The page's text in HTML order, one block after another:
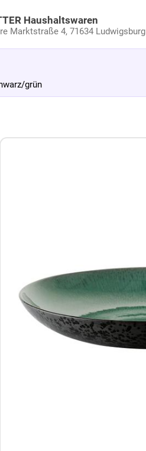
Haushaltswaren
Marktstraße 4, 71634 Ludwigsburg
grün